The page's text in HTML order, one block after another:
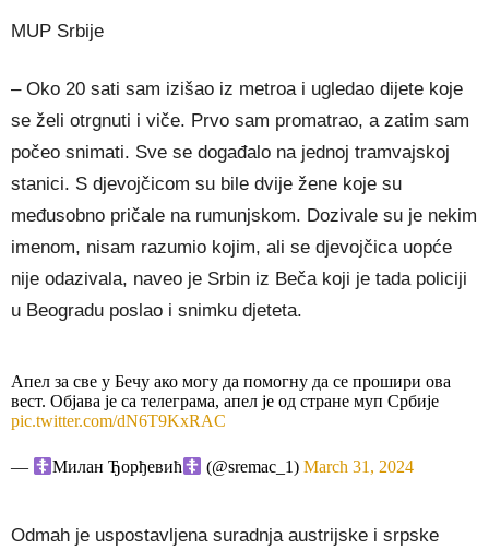
MUP Srbije
– Oko 20 sati sam izišao iz metroa i ugledao dijete koje
se želi otrgnuti i viče. Prvo sam promatrao, a zatim sam
počeo snimati. Sve se događalo na jednoj tramvajskoj
stanici. S djevojčicom su bile dvije žene koje su
međusobno pričale na rumunjskom. Dozivale su je nekim
imenom, nisam razumio kojim, ali se djevojčica uopće
nije odazivala, naveo je Srbin iz Beča koji je tada policiji
u Beogradu poslao i snimku djeteta.
Апел за све у Бечу ако могу да помогну да се прошири ова
вест. Објава је са телеграма, апел је од стране муп Србије
pic.twitter.com/dN6T9KxRAC
— Милан Ђорђевић (@sremac_1)March 31, 2024
Odmah je uspostavljena suradnja austrijske i srpske